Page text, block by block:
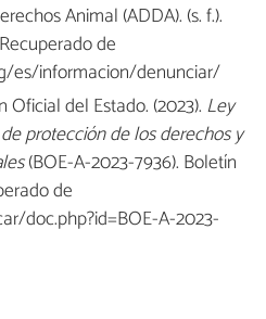
Animal (ADDA). (s. f.).
de
es/informacion/denunciar/
del Estado. (2023). Ley
protección de los derechos y
(BOE-A-2023-7936). Boletín
de
doc.php?id=BOE-A-2023-